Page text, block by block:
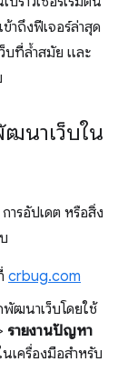
าถึงฟีเจอร์ล่าสุด
บที่ล้ำสมัย และ
นาเว็บใน
ารอัปเดต หรือสิ่ง
crbug.com
ฒนาเว็บโดยใช้
รายงานปัญหา
นเครื่องมือสำหรับ